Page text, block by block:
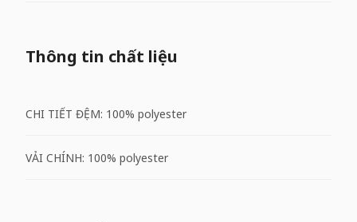
Thông tin chất liệu
CHI TIẾT ĐỆM: 100% polyester
VẢI CHÍNH: 100% polyester